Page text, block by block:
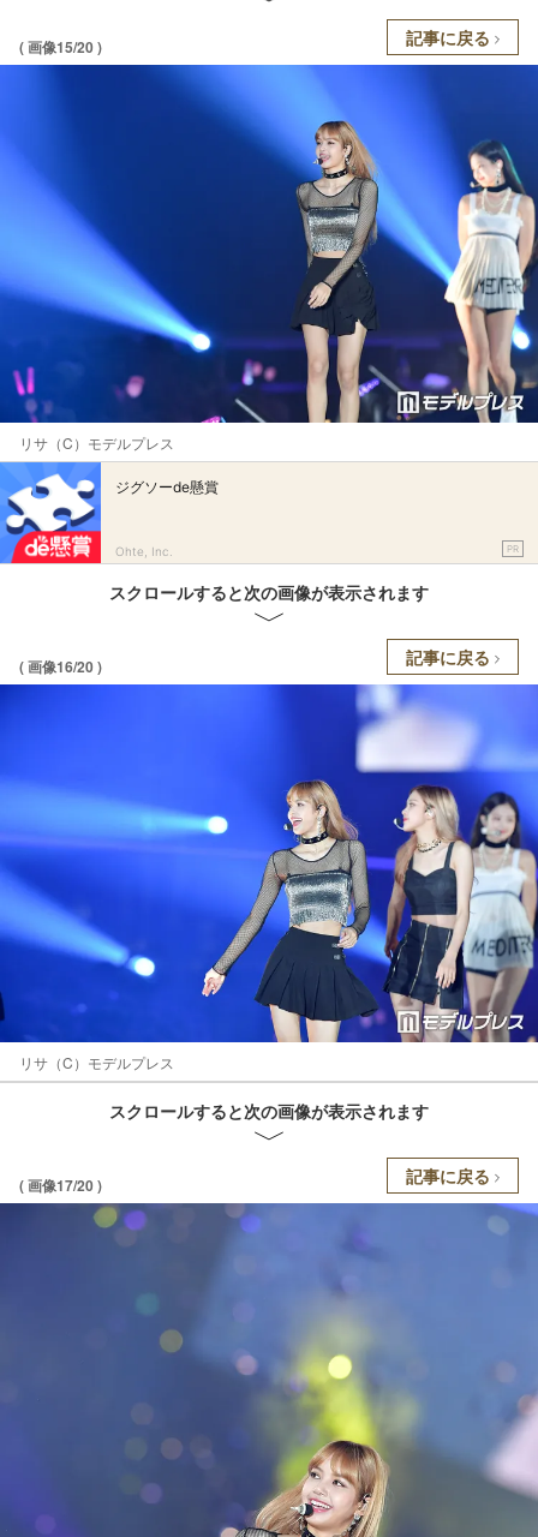
( 画像15/20 ) 記事に戻る
リサ（C）モデルプレス
ジグソーde懸賞
Ohte, Inc. PR
スクロールすると次の画像が表示されます
( 画像16/20 ) 記事に戻る
リサ（C）モデルプレス
スクロールすると次の画像が表示されます
( 画像17/20 ) 記事に戻る